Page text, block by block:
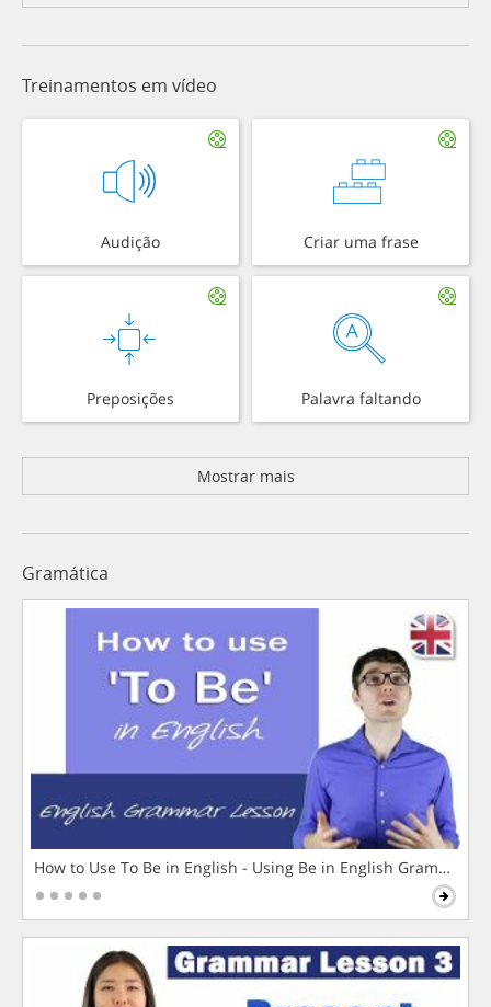
Treinamentos em vídeo
Audição Criar uma frase
Preposições Palavra faltando
Mostrar mais
Gramática
How to Use To Be in English - Using Be in English Grammar